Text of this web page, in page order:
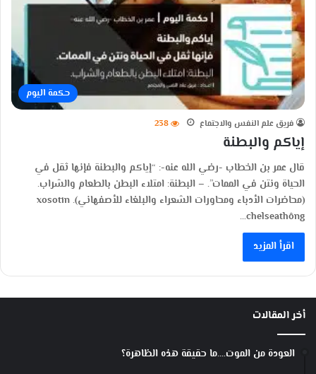
حكمة اليوم
فريق علم النفس والاجتماع 238
إياكم والبطنة
قال عمر بن الخطاب -رضي الله عنه-: “إياكم والبطنة فإنها ثقل في
الحياة ونتن في الممات”. – البطنة: امتلاء البطن بالطعام والشراب.
(محاضرات الأدباء ومحاورات الشعراء والبلغاء للأصفهاني). xosotin
chelseathông…
اقرأ المزيد
أخر المقالات
العودة من الموت….ما حقيقة هذه الظاهرة؟